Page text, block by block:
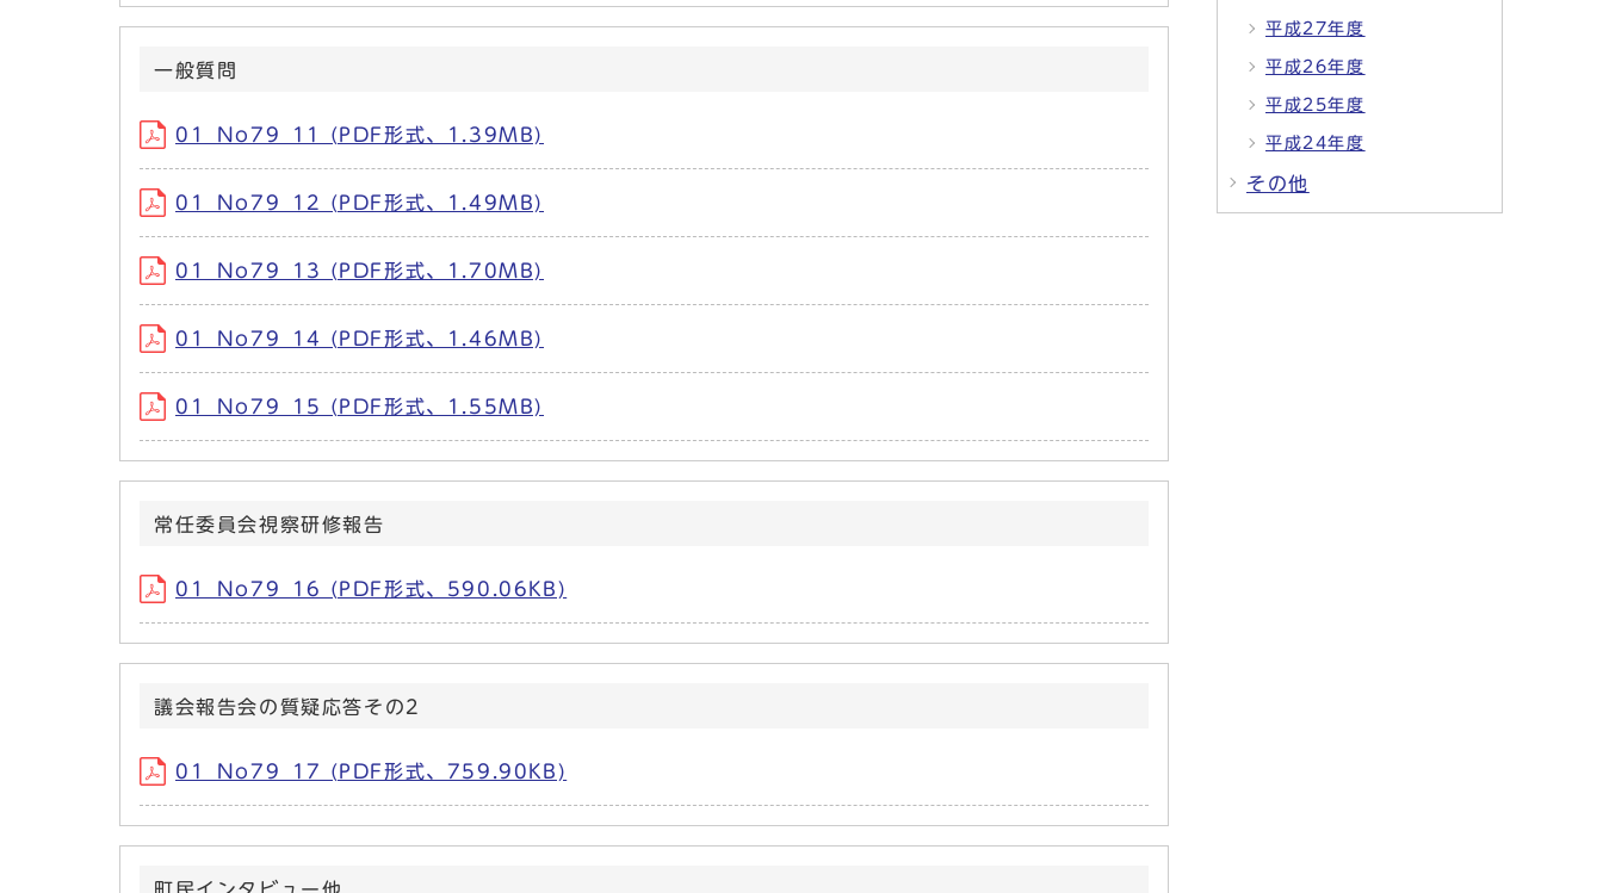
一般質問
01_No79_11 (PDF形式、1.39MB)
01_No79_12 (PDF形式、1.49MB)
01_No79_13 (PDF形式、1.70MB)
01_No79_14 (PDF形式、1.46MB)
01_No79_15 (PDF形式、1.55MB)
常任委員会視察研修報告
01_No79_16 (PDF形式、590.06KB)
議会報告会の質疑応答その2
01_No79_17 (PDF形式、759.90KB)
平成27年度
平成26年度
平成25年度
平成24年度
その他